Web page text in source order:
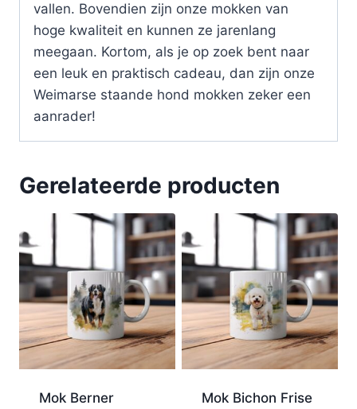
vallen. Bovendien zijn onze mokken van
hoge kwaliteit en kunnen ze jarenlang
meegaan. Kortom, als je op zoek bent naar
een leuk en praktisch cadeau, dan zijn onze
Weimarse staande hond mokken zeker een
aanrader!
Gerelateerde producten
Mok Berner
Mok Bichon Frise